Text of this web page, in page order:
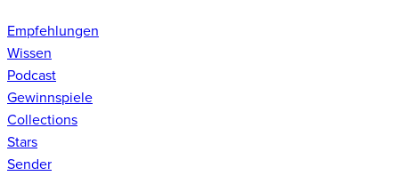
Empfehlungen
Wissen
Podcast
Gewinnspiele
Collections
Stars
Sender